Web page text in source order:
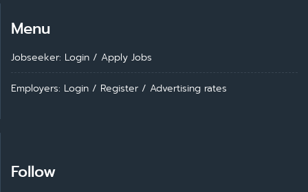
Menu
Jobseeker: Login / Apply Jobs
Employers: Login / Register / Advertising rates
Follow